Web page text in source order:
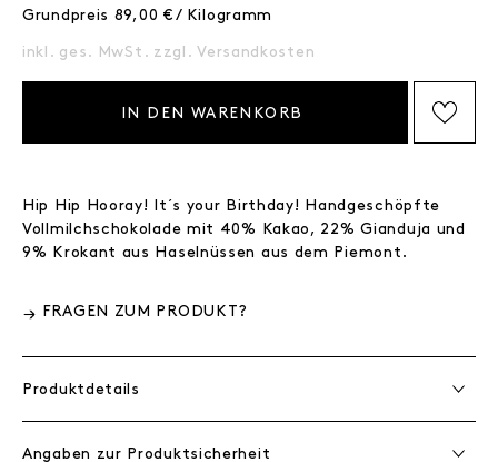
Grundpreis 89,00 € / Kilogramm
inkl. ges. MwSt. zzgl.Versandkosten
IN DEN WARENKORB
Hip Hip Hooray! It´s your Birthday! Handgeschöpfte
Vollmilchschokolade mit 40% Kakao, 22% Gianduja und
9% Krokant aus Haselnüssen aus dem Piemont.
FRAGEN ZUM PRODUKT?
Produktdetails
Angaben zur Produktsicherheit